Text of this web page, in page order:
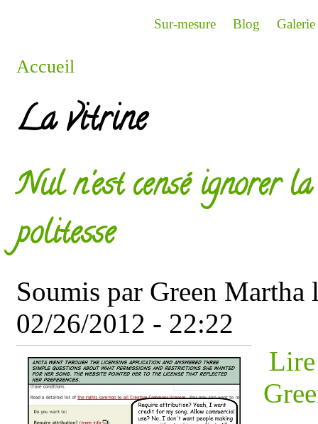
Sur-mesure Blog Galerie
Vous êtes ici
Accueil
La vitrine
Nul n'est censé ignorer
politesse
Soumis par Green Martha
02/26/2012 - 22:22